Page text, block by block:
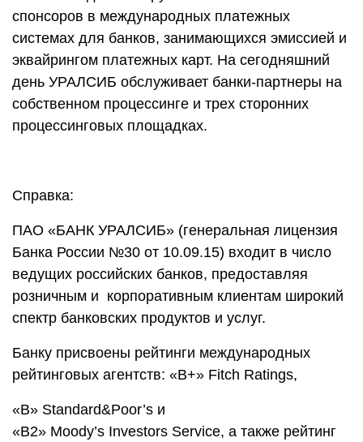
спонсоров в международных платежных
системах для банков, занимающихся эмиссией и
эквайрингом платежных карт. На сегодняшний
день УРАЛСИБ обслуживает банки-партнеры на
собственном процессинге и трех сторонних
процессинговых площадках.
Справка:
ПАО «БАНК УРАЛСИБ» (генеральная лицензия
Банка России №30 от 10.09.15) входит в число
ведущих российских банков, предоставляя
розничным и корпоративным клиентам широкий
спектр банковских продуктов и услуг.
Банку присвоены рейтинги международных
рейтинговых агентств: «В+» Fitch Ratings,
«B» Standard&Poor’s и
«B2» Moody’s Investors Service, а также рейтинг